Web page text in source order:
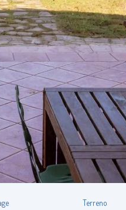
Terreno